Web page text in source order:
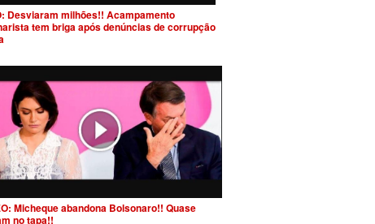
Desviaram milhões!! Acampamento
tem briga após denúncias de corrupção
Micheque abandona Bolsonaro!! Quase
no tapa!!